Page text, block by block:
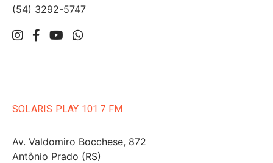
(54) 3292-5747
SOLARIS PLAY 101.7 FM
Av. Valdomiro Bocchese, 872
Antônio Prado (RS)